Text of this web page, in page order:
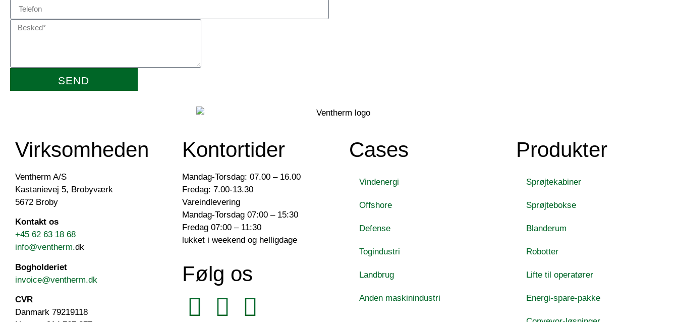
SEND
Virksomheden
Ventherm A/S
Kastanievej 5, Brobyværk
5672 Broby
Kontakt os
+45 62 63 18 68
info@ventherm.dk
Bogholderiet
invoice@ventherm.dk
CVR
Danmark 79219118
Kontortider
Mandag-Torsdag: 07.00 – 16.00
Fredag: 7.00-13.30
Vareindlevering
Mandag-Torsdag 07:00 – 15:30
Fredag 07:00 – 11:30
lukket i weekend og helligdage
Følg os
Cases
Vindenergi
Offshore
Defense
Togindustri
Landbrug
Anden maskinindustri
Produkter
Sprøjtekabiner
Sprøjtebokse
Blanderum
Robotter
Lifte til operatører
Energi-spare-pakke